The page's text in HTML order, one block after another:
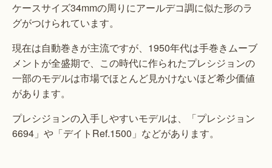
ケースサイズ34mmの周りにアールデコ調に似た形のラ
グがつけられています。
現在は自動巻きが主流ですが、1950年代は手巻きムーブ
メントが全盛期で、この時代に作られたプレシジョンの
一部のモデルは市場でほとんど見かけないほど希少価値
があります。
プレシジョンの入手しやすいモデルは、「プレシジョン
6694」や「デイトRef.1500」などがあります。